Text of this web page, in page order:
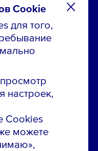
Cookie
для того,
настроек,
Cookies
можете